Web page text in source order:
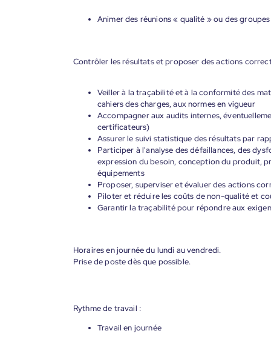
Animer des réunions « qualité » ou des
Contrôler les résultats et proposer des actions
Veiller à la traçabilité et à la conformité des
cahiers des charges, aux normes en vigueur
Accompagner aux audits internes,
certificateurs)
Assurer le suivi statistique des résultats par
Participer à l'analyse des défaillances, des
expression du besoin, conception du produit,
équipements
Proposer, superviser et évaluer des actions
Piloter et réduire les coûts de non-qualité et
Garantir la traçabilité pour répondre aux
Horaires en journée du lundi au vendredi.
Prise de poste dès que possible.
Rythme de travail :
Travail en journée